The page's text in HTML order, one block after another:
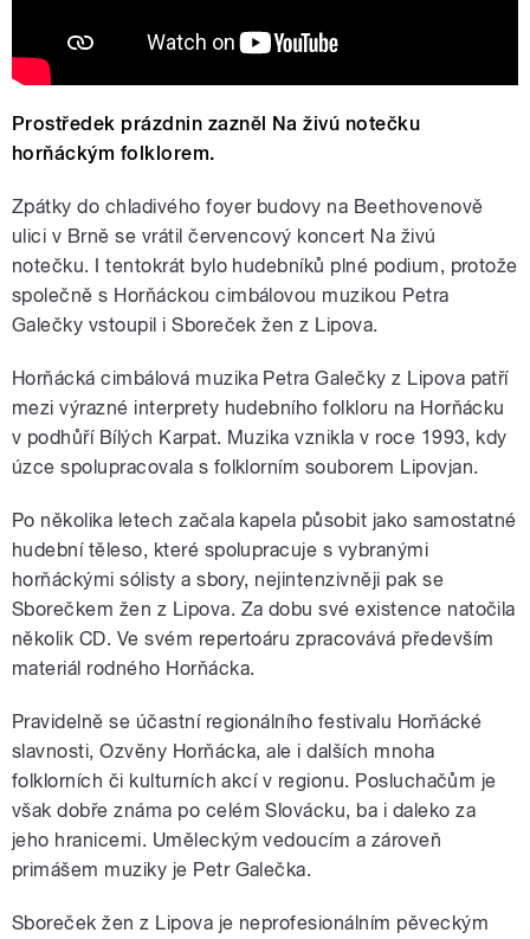
Prostředek prázdnin zazněl Na živú notečku
horňáckým folklorem.
Zpátky do chladivého foyer budovy na Beethovenově
ulici v Brně se vrátil červencový koncert Na živú
notečku. I tentokrát bylo hudebníků plné podium, protože
společně s Horňáckou cimbálovou muzikou Petra
Galečky vstoupil i Sboreček žen z Lipova.
Horňácká cimbálová muzika Petra Galečky z Lipova patří
mezi výrazné interprety hudebního folkloru na Horňácku
v podhůří Bílých Karpat. Muzika vznikla v roce 1993, kdy
úzce spolupracovala s folklorním souborem Lipovjan.
Po několika letech začala kapela působit jako samostatné
hudební těleso, které spolupracuje s vybranými
horňáckými sólisty a sbory, nejintenzivněji pak se
Sborečkem žen z Lipova. Za dobu své existence natočila
několik CD. Ve svém repertoáru zpracovává především
materiál rodného Horňácka.
Pravidelně se účastní regionálního festivalu Horňácké
slavnosti, Ozvěny Horňácka, ale i dalších mnoha
folklorních či kulturních akcí v regionu. Posluchačům je
však dobře známa po celém Slovácku, ba i daleko za
jeho hranicemi. Uměleckým vedoucím a zároveň
primášem muziky je Petr Galečka.
Sboreček žen z Lipova je neprofesionálním pěveckým